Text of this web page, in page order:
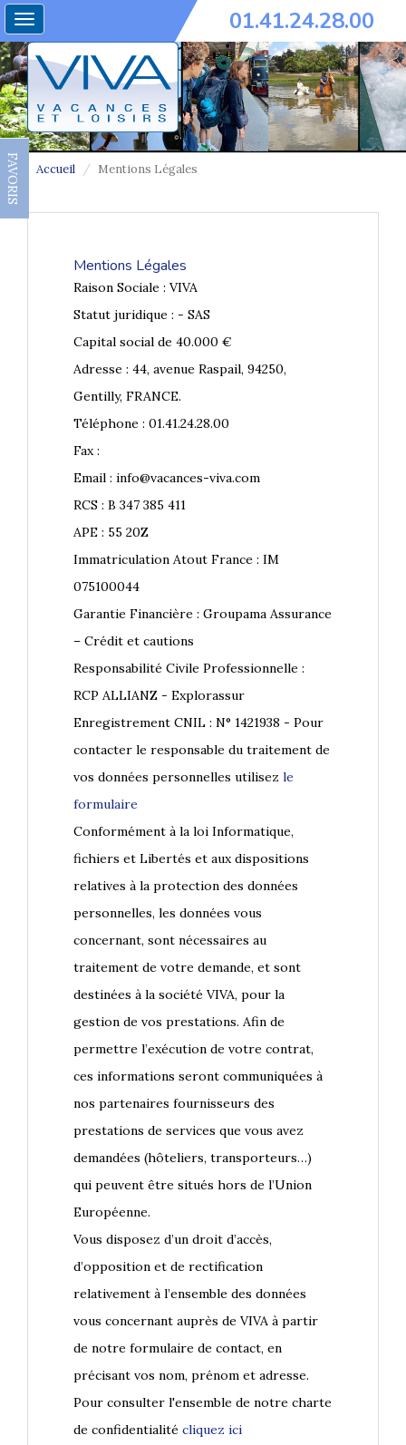
Toggle
navigation
01.41.24.28.00
FAVORIS Accueil Mentions Légales
Mentions Légales
Raison Sociale : VIVA
Statut juridique : - SAS
Capital social de 40.000 €
Adresse : 44, avenue Raspail, 94250,
Gentilly, FRANCE.
Téléphone : 01.41.24.28.00
Fax :
Email : info@vacances-viva.com
RCS : B 347 385 411
APE : 55 20Z
Immatriculation Atout France : IM
075100044
Garantie Financière : Groupama Assurance
– Crédit et cautions
Responsabilité Civile Professionnelle :
RCP ALLIANZ - Explorassur
Enregistrement CNIL : N° 1421938 - Pour
contacter le responsable du traitement de
vos données personnelles utilisez le
formulaire
Conformément à la loi Informatique,
fichiers et Libertés et aux dispositions
relatives à la protection des données
personnelles, les données vous
concernant, sont nécessaires au
traitement de votre demande, et sont
destinées à la société VIVA, pour la
gestion de vos prestations. Afin de
permettre l’exécution de votre contrat,
ces informations seront communiquées à
nos partenaires fournisseurs des
prestations de services que vous avez
demandées (hôteliers, transporteurs…)
qui peuvent être situés hors de l’Union
Européenne.
Vous disposez d’un droit d’accès,
d’opposition et de rectification
relativement à l’ensemble des données
vous concernant auprès de VIVA à partir
de notre formulaire de contact, en
précisant vos nom, prénom et adresse.
Pour consulter l'ensemble de notre charte
de confidentialité cliquez ici